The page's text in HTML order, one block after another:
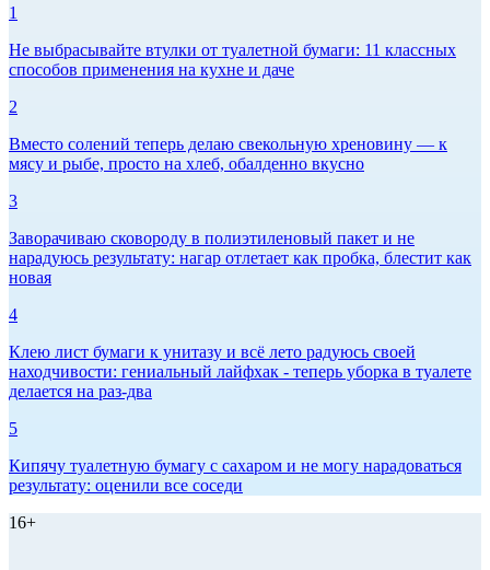
1
Не выбрасывайте втулки от туалетной бумаги: 11 классных
способов применения на кухне и даче
2
Вместо солений теперь делаю свекольную хреновину — к
мясу и рыбе, просто на хлеб, обалденно вкусно
3
Заворачиваю сковороду в полиэтиленовый пакет и не
нарадуюсь результату: нагар отлетает как пробка, блестит как
новая
4
Клею лист бумаги к унитазу и всё лето радуюсь своей
находчивости: гениальный лайфхак - теперь уборка в туалете
делается на раз-два
5
Кипячу туалетную бумагу с сахаром и не могу нарадоваться
результату: оценили все соседи
16+